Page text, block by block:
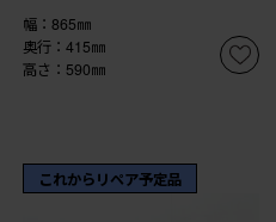
幅：865㎜
奥行：415㎜
高さ：590㎜
これからリペア予定品